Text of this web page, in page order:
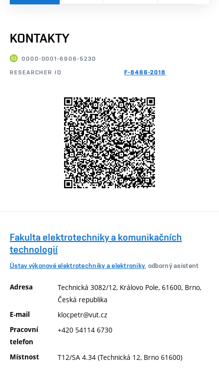
KONTAKTY
0000-0001-6906-5230
RESEARCHER ID F-8466-2018
Fakulta elektrotechniky a komunikačních
technologií
Ústav výkonové elektrotechniky a elektroniky, odborný asistent
Adresa
Technická 3082/12, Královo Pole, 61600, Brno,
Česká republika
E-mail klocpetr@vut.cz
Pracovní
telefon
+420 54114 6730
Místnost T12/SA 4.34 (Technická 12, Brno 61600)